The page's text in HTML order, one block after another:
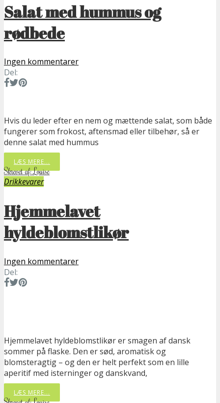
Salat med hummus og
rødbede
Ingen kommentarer
Del:
Hvis du leder efter en nem og mættende salat, som både
fungerer som frokost, aftensmad eller tilbehør, så er
denne salat med hummus
LÆS MERE...
Skrevet af: Louise
Drikkevarer
Hjemmelavet
hyldeblomstlikør
Ingen kommentarer
Del:
Hjemmelavet hyldeblomstlikør er smagen af dansk
sommer på flaske. Den er sød, aromatisk og
blomsteragtig – og den er helt perfekt som en lille
aperitif med isterninger og danskvand,
LÆS MERE...